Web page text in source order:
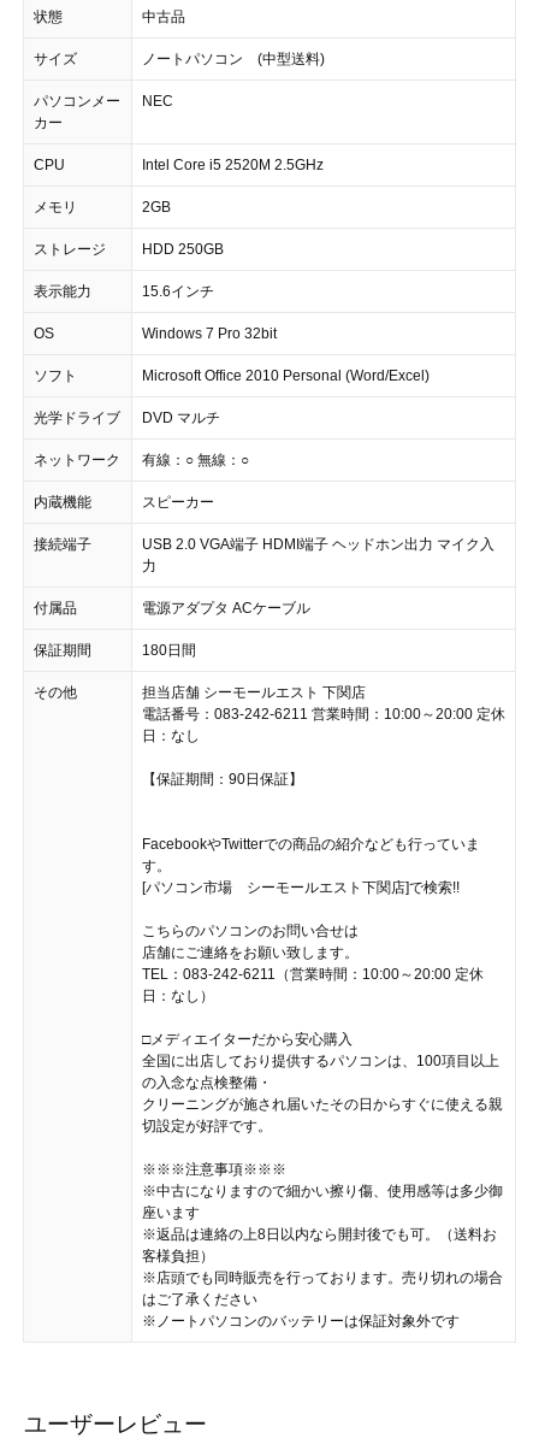
状態 中古品
サイズ ノートパソコン (中型送料)
パソコンメー
カー
NEC
CPU Intel Core i5 2520M 2.5GHz
メモリ 2GB
ストレージ HDD 250GB
表示能力 15.6インチ
OS Windows 7 Pro 32bit
ソフト Microsoft Office 2010 Personal (Word/Excel)
光学ドライブ DVD マルチ
ネットワーク 有線：○ 無線：○
内蔵機能 スピーカー
接続端子
USB 2.0 VGA端子 HDMI端子 ヘッドホン出力 マイク入
力
付属品 電源アダプタ ACケーブル
保証期間 180日間
その他
担当店舗 シーモールエスト 下関店
電話番号：083-242-6211 営業時間：10:00～20:00 定休
日：なし
【保証期間：90日保証】
FacebookやTwitterでの商品の紹介なども行っていま
す。
[パソコン市場 シーモールエスト下関店]で検索!!
こちらのパソコンのお問い合せは
店舗にご連絡をお願い致します。
TEL：083-242-6211（営業時間：10:00～20:00 定休
日：なし）
□メディエイターだから安心購入
全国に出店しており提供するパソコンは、100項目以上
の入念な点検整備・
クリーニングが施され届いたその日からすぐに使える親
切設定が好評です。
※※※注意事項※※※
※中古になりますので細かい擦り傷、使用感等は多少御
座います
※返品は連絡の上8日以内なら開封後でも可。（送料お
客様負担）
※店頭でも同時販売を行っております。売り切れの場合
はご了承ください
※ノートパソコンのバッテリーは保証対象外です
ユーザーレビュー